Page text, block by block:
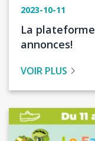
2023-10-11
Titre
de
La
annonces!
VOIR PLUS
Image